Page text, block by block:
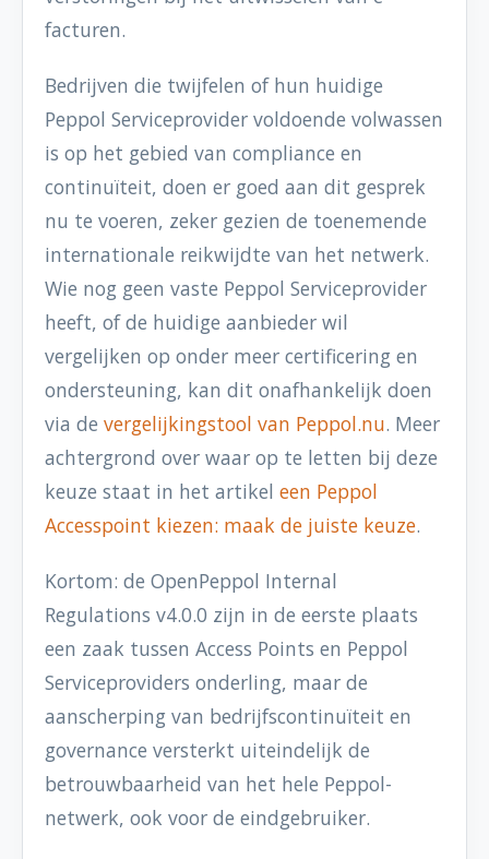
facturen.
Bedrijven die twijfelen of hun huidige
Peppol Serviceprovider voldoende volwassen
is op het gebied van compliance en
continuïteit, doen er goed aan dit gesprek
nu te voeren, zeker gezien de toenemende
internationale reikwijdte van het netwerk.
Wie nog geen vaste Peppol Serviceprovider
heeft, of de huidige aanbieder wil
vergelijken op onder meer certificering en
ondersteuning, kan dit onafhankelijk doen
via de vergelijkingstool van Peppol.nu. Meer
achtergrond over waar op te letten bij deze
keuze staat in het artikel een Peppol
Accesspoint kiezen: maak de juiste keuze.
Kortom: de OpenPeppol Internal
Regulations v4.0.0 zijn in de eerste plaats
een zaak tussen Access Points en Peppol
Serviceproviders onderling, maar de
aanscherping van bedrijfscontinuïteit en
governance versterkt uiteindelijk de
betrouwbaarheid van het hele Peppol-
netwerk, ook voor de eindgebruiker.